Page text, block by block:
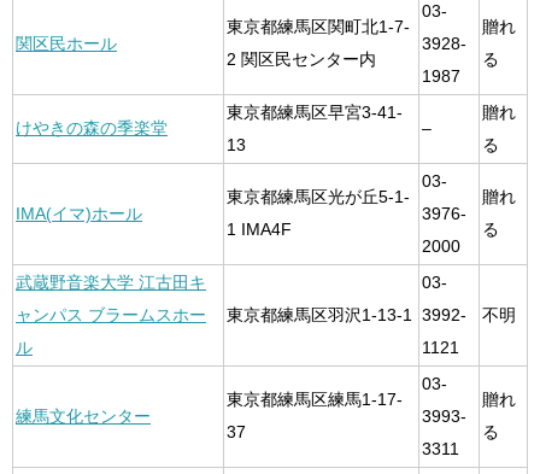
関区民ホール
東京都練馬区関町北1-7-
2 関区民センター内
03-
3928-
1987
贈れ
る
けやきの森の季楽堂
東京都練馬区早宮3-41-
13
–
贈れ
る
IMA(イマ)ホール
東京都練馬区光が丘5-1-
1 IMA4F
03-
3976-
2000
贈れ
る
武蔵野音楽大学 江古田キ
ャンパス ブラームスホー
ル
東京都練馬区羽沢1-13-1
03-
3992-
1121
不明
練馬文化センター
東京都練馬区練馬1-17-
37
03-
3993-
3311
贈れ
る